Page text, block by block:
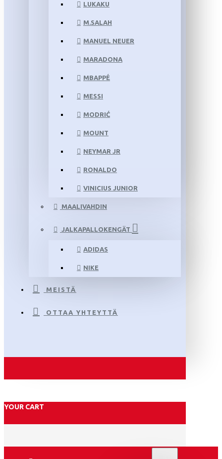
LUKAKU
M.SALAH
MANUEL NEUER
MARADONA
MBAPPÉ
MESSI
MODRIĆ
MOUNT
NEYMAR JR
RONALDO
VINICIUS JUNIOR
MAALIVAHDIN
JALKAPALLOKENGÄT
ADIDAS
NIKE
MEISTÄ
OTTAA YHTEYTTÄ
YOUR CART